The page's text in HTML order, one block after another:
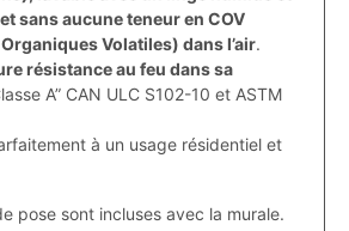
sans aucune teneur en COV
Volatiles) dans l’air.
résistance au feu dans sa
A” CAN ULC S102-10 et ASTM
à un usage résidentiel et
pose sont incluses avec la murale.